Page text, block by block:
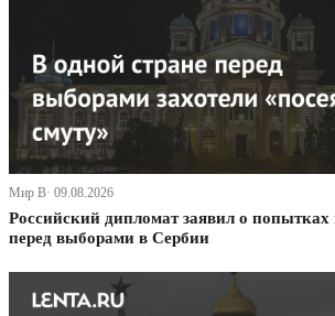
Мир В· 09.08.2026
Российский дипломат заявил о попытках
перед выборами в Сербии